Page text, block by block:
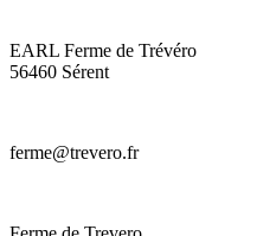
EARL Ferme de Trévéro
56460 Sérent
ferme@trevero.fr